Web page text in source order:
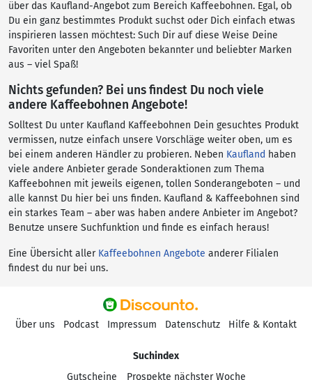
über das Kaufland-Angebot zum Bereich Kaffeebohnen. Egal, ob
Du ein ganz bestimmtes Produkt suchst oder Dich einfach etwas
inspirieren lassen möchtest: Such Dir auf diese Weise Deine
Favoriten unter den Angeboten bekannter und beliebter Marken
aus – viel Spaß!
Nichts gefunden? Bei uns findest Du noch viele
andere Kaffeebohnen Angebote!
Solltest Du unter Kaufland Kaffeebohnen Dein gesuchtes Produkt
vermissen, nutze einfach unsere Vorschläge weiter oben, um es
bei einem anderen Händler zu probieren. Neben Kaufland haben
viele andere Anbieter gerade Sonderaktionen zum Thema
Kaffeebohnen mit jeweils eigenen, tollen Sonderangeboten – und
alle kannst Du hier bei uns finden. Kaufland & Kaffeebohnen sind
ein starkes Team – aber was haben andere Anbieter im Angebot?
Benutze unsere Suchfunktion und finde es einfach heraus!
Eine Übersicht aller Kaffeebohnen Angebote anderer Filialen
findest du nur bei uns.
Über uns Podcast Impressum Datenschutz Hilfe & Kontakt
Suchindex
Gutscheine
Prospekte nächster Woche